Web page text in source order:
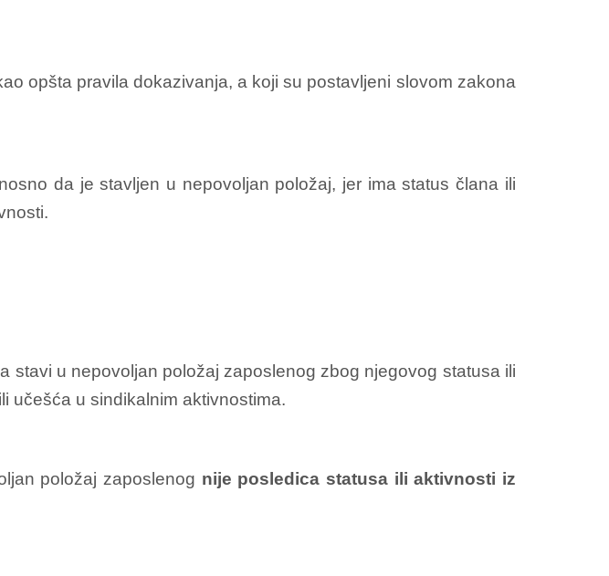
opšta pravila dokazivanja, a koji su postavljeni slovom zakona
da je stavljen u nepovoljan položaj, jer ima status člana ili
stavi u nepovoljan položaj zaposlenog zbog njegovog statusa ili
učešća u sindikalnim aktivnostima.
položaj zaposlenog nije posledica statusa ili aktivnosti iz